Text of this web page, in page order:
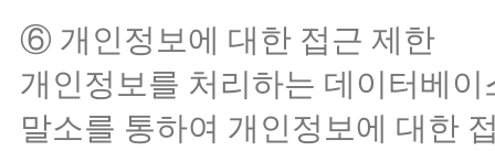
⑥ 개인정보에 대한 접근 제한
개인정보를 처리하는 데이터베
말소를 통하여 개인정보에 대한